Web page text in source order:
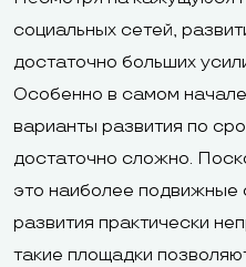
социальных сетей,
достаточно больших
Особенно в самом
варианты развития по
достаточно сложно.
это наиболее подвижные
развития практически
такие площадки